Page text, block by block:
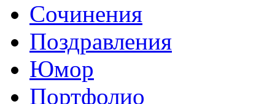
Сочинения
Поздравления
Юмор
Портфолио